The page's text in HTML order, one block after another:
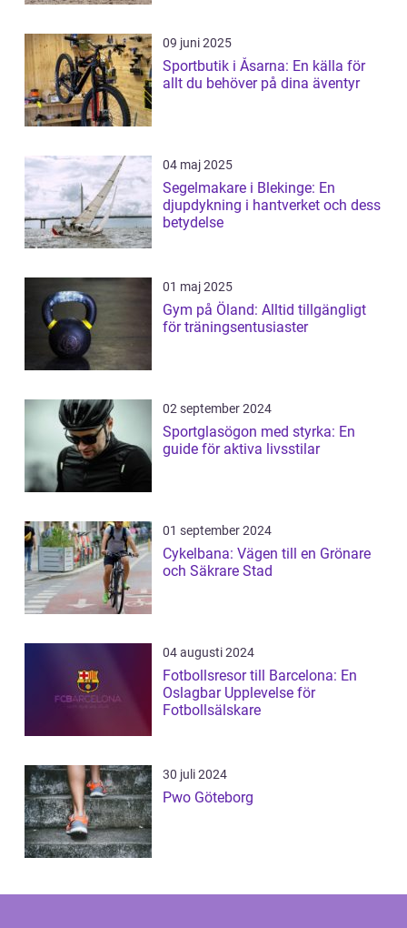
09 juni 2025
Sportbutik i Åsarna: En källa för
allt du behöver på dina äventyr
04 maj 2025
Segelmakare i Blekinge: En
djupdykning i hantverket och dess
betydelse
01 maj 2025
Gym på Öland: Alltid tillgängligt
för träningsentusiaster
02 september 2024
Sportglasögon med styrka: En
guide för aktiva livsstilar
01 september 2024
Cykelbana: Vägen till en Grönare
och Säkrare Stad
04 augusti 2024
Fotbollsresor till Barcelona: En
Oslagbar Upplevelse för
Fotbollsälskare
30 juli 2024
Pwo Göteborg